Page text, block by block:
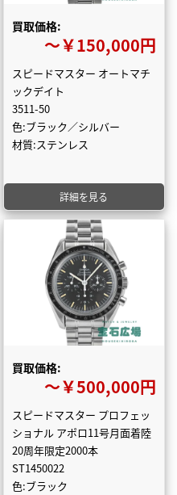
買取価格:
〜￥150,000円
スピードマスター オートマチ
ックデイト
3511-50
色:ブラック／シルバー
材質:ステンレス
詳細を見る
買取価格:
〜￥500,000円
スピードマスター プロフェッ
ショナル アポロ11号月面着陸
20周年限定2000本
ST1450022
色:ブラック